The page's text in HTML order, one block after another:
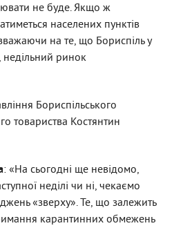
не буде. Якщо ж
населених пунктів
на те, що Бориспіль у
недільний ринок
Бориспільського
товариства Костянтин
: «На сьогодні ще невідомо,
неділі чи ні, чекаємо
«зверху». Те, що залежить
карантинних обмежень